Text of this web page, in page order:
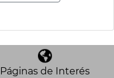
Páginas de Interés